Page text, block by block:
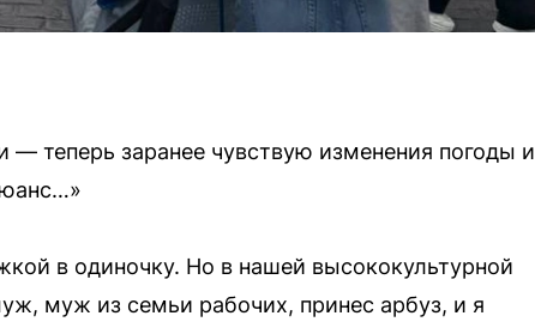
теперь заранее чувствую изменения погоды и
в одиночку. Но в нашей высококультурной
муж из семьи рабочих, принес арбуз, и я